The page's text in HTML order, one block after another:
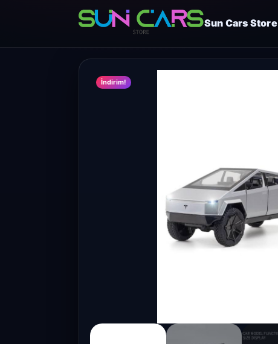
Sun Cars Store
İndirim!